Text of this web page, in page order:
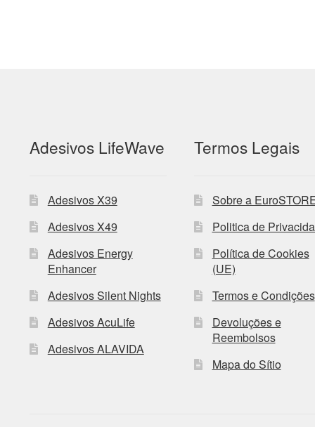
Adesivos LifeWave
Adesivos X39
Adesivos X49
Adesivos Energy
Enhancer
Adesivos Silent Nights
Adesivos AcuLife
Adesivos ALAVIDA
Termos Legais
Sobre a
Politica de
Política de Cookies
(UE)
Termos e Condições
Devoluções e
Reembolsos
Mapa do Sítio